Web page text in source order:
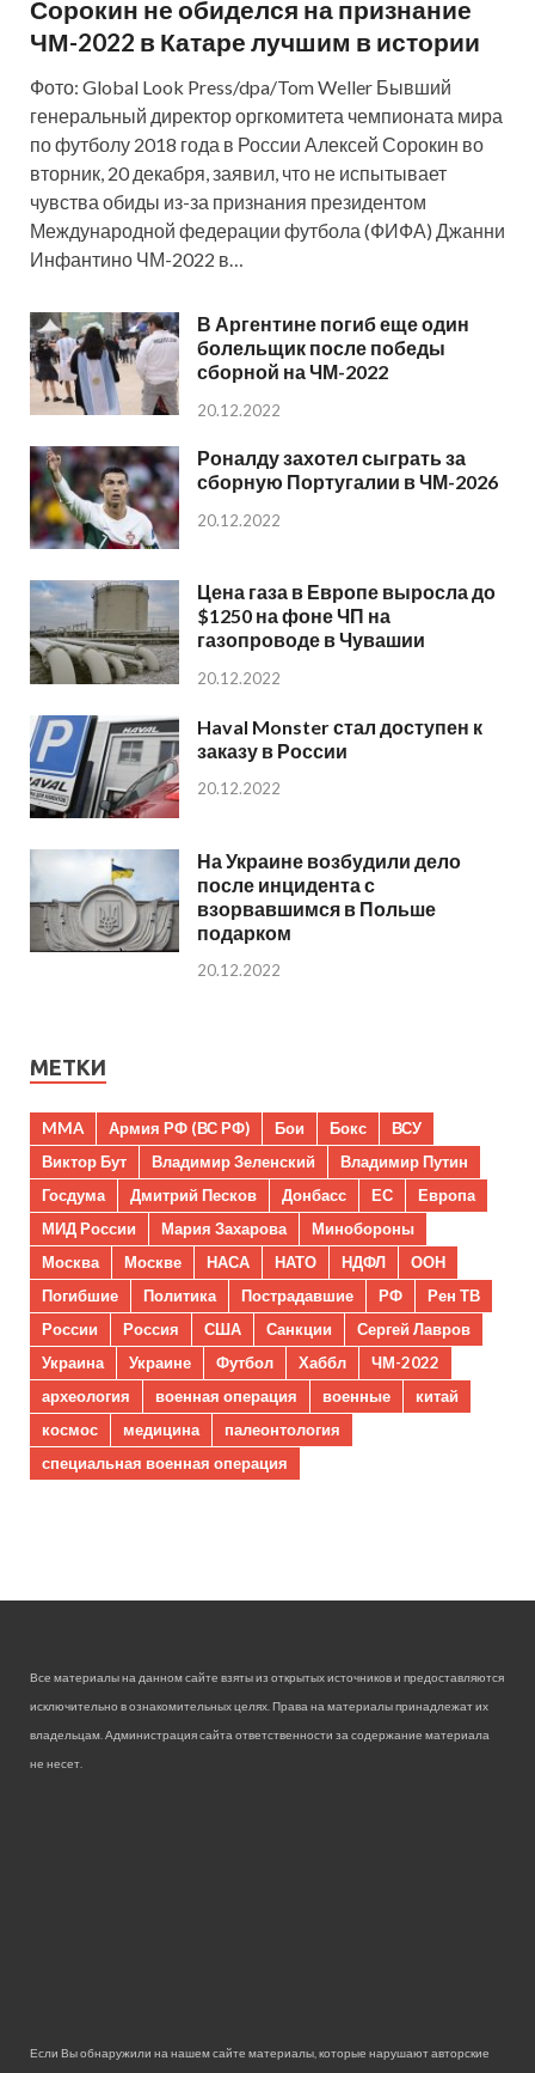
Сорокин не обиделся на признание
ЧМ-2022 в Катаре лучшим в истории
Фото: Global Look Press/dpa/Tom Weller Бывший
генеральный директор оргкомитета чемпионата мира
по футболу 2018 года в России Алексей Сорокин во
вторник, 20 декабря, заявил, что не испытывает
чувства обиды из-за признания президентом
Международной федерации футбола (ФИФА) Джанни
Инфантино ЧМ-2022 в…
В Аргентине погиб еще один
болельщик после победы
сборной на ЧМ-2022
20.12.2022
Роналду захотел сыграть за
сборную Португалии в ЧМ-2026
20.12.2022
Цена газа в Европе выросла до
$1250 на фоне ЧП на
газопроводе в Чувашии
20.12.2022
Haval Monster стал доступен к
заказу в России
20.12.2022
На Украине возбудили дело
после инцидента с
взорвавшимся в Польше
подарком
20.12.2022
МЕТКИ
MMA Армия РФ (ВС РФ) Бои Бокс
ВСУ
Виктор Бут
Владимир Зеленский
Владимир Путин
Госдума
Дмитрий Песков Донбасс ЕС
Европа
МИД России
Мария Захарова
Минобороны
Москва
Москве НАСА НАТО НДФЛ
ООН
Погибшие
Политика Пострадавшие РФ
Рен ТВ
России
Россия США Санкции
Сергей Лавров
Украина
Украине Футбол Хаббл
ЧМ-2022
археология
военная операция военные
китай
космос
медицина
палеонтология
специальная военная операция
Все материалы на данном сайте взяты из открытых источников и предоставляются
исключительно в ознакомительных целях. Права на материалы принадлежат их
владельцам. Администрация сайта ответственности за содержание материала
не несет.
Если Вы обнаружили на нашем сайте материалы, которые нарушают авторские